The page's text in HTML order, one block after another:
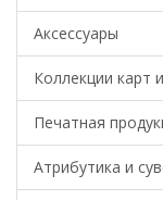
Аксессуары
Коллекции карт
Печатная
Атрибутика и